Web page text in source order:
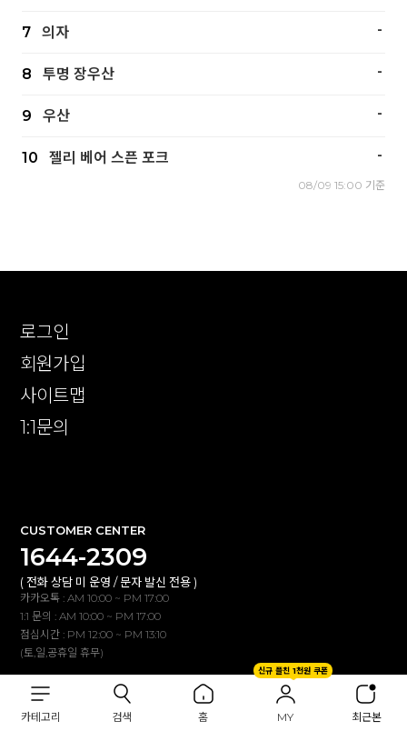
카테고리 검색 홈
신규 플친 1천원 쿠폰
MY 최근본
7 의자 -
8 투명 장우산 -
9 우산 -
10 젤리 베어 스픈 포크 -
08/09 15:00 기준
로그인
회원가입
사이트맵
1:1문의
CUSTOMER CENTER
1644-2309
( 전화 상담 미 운영 / 문자 발신 전용 )
카카오톡 : AM 10:00 ~ PM 17:00
1:1 문의 : AM 10:00 ~ PM 17:00
점심시간 : PM 12:00 ~ PM 13:10
(토,일,공휴일 휴무)
BANK INFO